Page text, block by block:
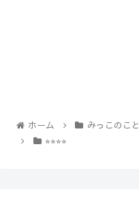
ホーム みっこのこと
⭐︎⭐︎⭐︎⭐︎